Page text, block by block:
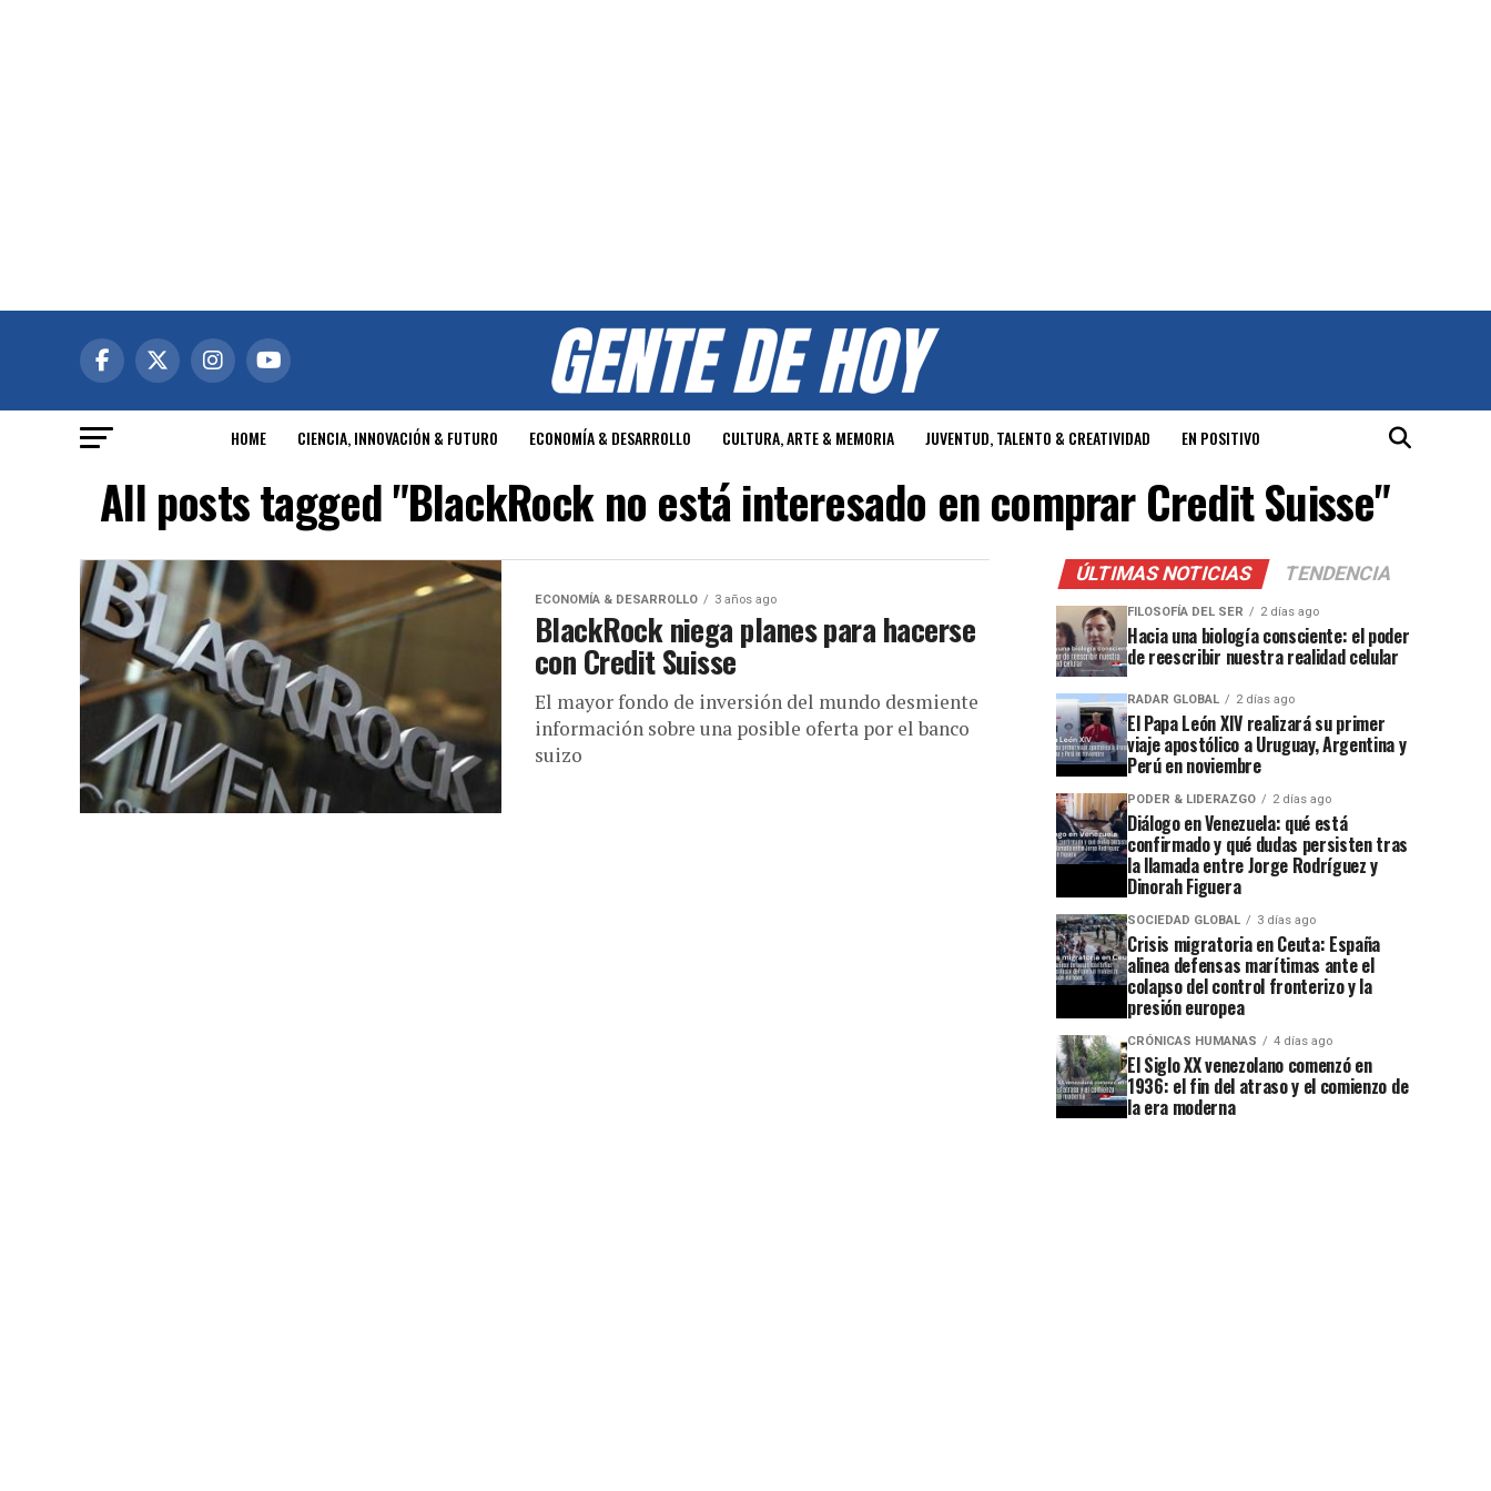
HOME CIENCIA, INNOVACIÓN & FUTURO ECONOMÍA & DESARROLLO CULTURA, ARTE & MEMORIA JUVENTUD, TALENTO & CREATIVIDAD EN POSITIVO
All posts tagged "BlackRock no está interesado en comprar Credit Suisse"
ECONOMÍA & DESARROLLO 3 años ago
BlackRock niega planes para hacerse
con Credit Suisse
El mayor fondo de inversión del mundo desmiente
información sobre una posible oferta por el banco
suizo
ÚLTIMAS NOTICIAS TENDENCIA
FILOSOFÍA DEL SER 2 días ago
Hacia una biología consciente: el poder
de reescribir nuestra realidad celular
RADAR GLOBAL 2 días ago
El Papa León XIV realizará su primer
viaje apostólico a Uruguay, Argentina y
Perú en noviembre
PODER & LIDERAZGO 2 días ago
Diálogo en Venezuela: qué está
confirmado y qué dudas persisten tras
la llamada entre Jorge Rodríguez y
Dinorah Figuera
SOCIEDAD GLOBAL 3 días ago
Crisis migratoria en Ceuta: España
alinea defensas marítimas ante el
colapso del control fronterizo y la
presión europea
CRÓNICAS HUMANAS 4 días ago
El Siglo XX venezolano comenzó en
1936: el fin del atraso y el comienzo de
la era moderna